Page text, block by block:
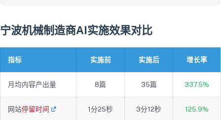
宁波机械制造商AI实施效果对比
指标 实施前 实施后 增长率
月均内容产出量 8篇 35篇 337.5%
网站停留时间 1分25秒 3分12秒 125.9%